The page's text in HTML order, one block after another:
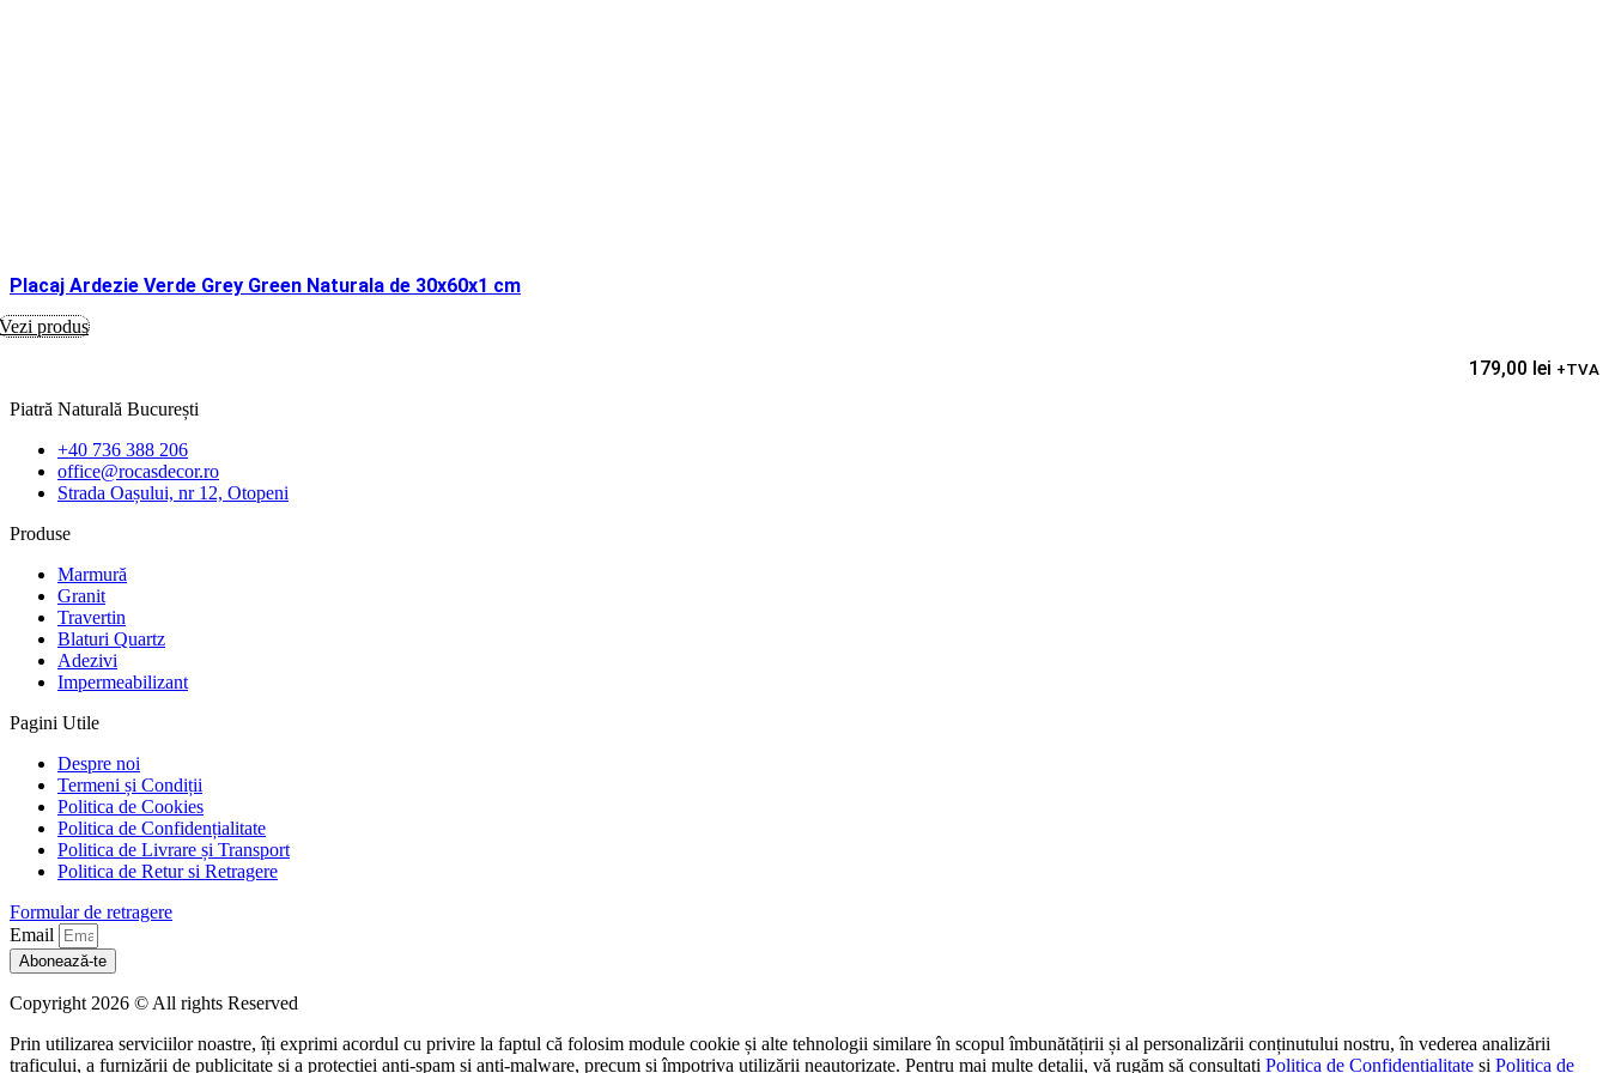
Placaj Ardezie Verde Grey Green Naturala de 30x60x1 cm
Vezi produs
179,00 lei +TVA
Piatră Naturală București
+40 736 388 206
office@rocasdecor.ro
Strada Oașului, nr 12, Otopeni
Produse
Marmură
Granit
Travertin
Blaturi Quartz
Adezivi
Impermeabilizant
Pagini Utile
Despre noi
Termeni și Condiții
Politica de Cookies
Politica de Confidențialitate
Politica de Livrare și Transport
Politica de Retur si Retragere
Formular de retragere
Email
Abonează-te
Copyright 2026 © All rights Reserved
Prin utilizarea serviciilor noastre, îți exprimi acordul cu privire la faptul că folosim module cookie și alte tehnologii similare în scopul îmbunătățirii și al personalizării conținutului nostru, în vederea analizării
traficului, a furnizării de publicitate și a protecției anti-spam și anti-malware, precum și împotriva utilizării neautorizate. Pentru mai multe detalii, vă rugăm să consultați Politica de Confidențialitate și Politica de